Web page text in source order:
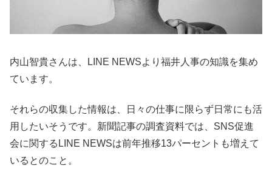
内山智貴さんは、LINE NEWSより福井人事の知識を集め
ています。
それらの収集した情報は、日々の仕事に限らず日常にも活
用したいそうです。新聞記事の調査資料では、SNS促進
会に関するLINE NEWSは前年推移13パーセントも増えて
いるとのこと。